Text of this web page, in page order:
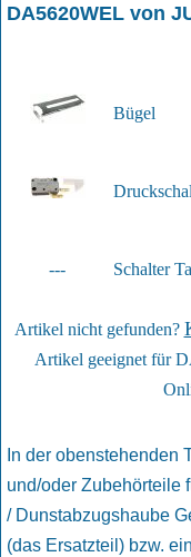
DA5620WEL von
Bügel
--- Schalter
Artikel nicht gefunden?
Artikel geeignet für
In der obenstehenden
und/oder Zubehörteile
/ Dunstabzugshaube
(das Ersatzteil) bzw.